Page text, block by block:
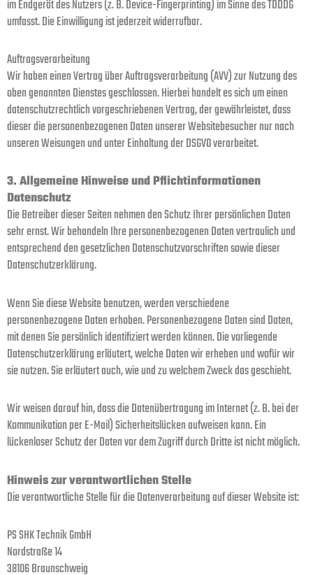
im Endgerät des Nutzers (z. B. Device-Fingerprinting) im Sinne des TDDDG
umfasst. Die Einwilligung ist jederzeit widerrufbar.
Auftragsverarbeitung
Wir haben einen Vertrag über Auftragsverarbeitung (AVV) zur Nutzung des
oben genannten Dienstes geschlossen. Hierbei handelt es sich um einen
datenschutzrechtlich vorgeschriebenen Vertrag, der gewährleistet, dass
dieser die personenbezogenen Daten unserer Websitebesucher nur nach
unseren Weisungen und unter Einhaltung der DSGVO verarbeitet.
3. Allgemeine Hinweise und Pflicht­informationen
Datenschutz
Die Betreiber dieser Seiten nehmen den Schutz Ihrer persönlichen Daten
sehr ernst. Wir behandeln Ihre personenbezogenen Daten vertraulich und
entsprechend den gesetzlichen Datenschutzvorschriften sowie dieser
Datenschutzerklärung.
Wenn Sie diese Website benutzen, werden verschiedene
personenbezogene Daten erhoben. Personenbezogene Daten sind Daten,
mit denen Sie persönlich identifiziert werden können. Die vorliegende
Datenschutzerklärung erläutert, welche Daten wir erheben und wofür wir
sie nutzen. Sie erläutert auch, wie und zu welchem Zweck das geschieht.
Wir weisen darauf hin, dass die Datenübertragung im Internet (z. B. bei der
Kommunikation per E-Mail) Sicherheitslücken aufweisen kann. Ein
lückenloser Schutz der Daten vor dem Zugriff durch Dritte ist nicht möglich.
Hinweis zur verantwortlichen Stelle
Die verantwortliche Stelle für die Datenverarbeitung auf dieser Website ist:
PS SHK Technik GmbH
Nordstraße 14
38106 Braunschweig